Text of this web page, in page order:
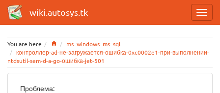
wiki.autosys.tk
You are here Homems_windows_ms_sql
контроллер-ad-не-загружается-ошибка-0xc0002e1-при-выполнении-
ntdsutil-sem-d-a-go-ошибка-jet-501
Проблема: